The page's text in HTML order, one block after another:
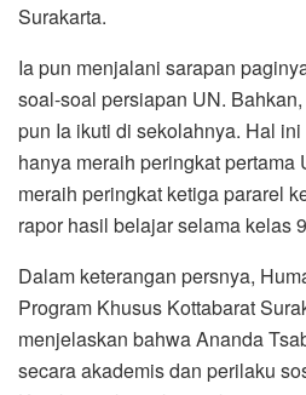
Surakarta.
Ia pun menjalani sarapan
soal-soal persiapan UN.
pun Ia ikuti di sekolahnya. Hal
hanya meraih peringkat pertama
meraih peringkat ketiga pararel
rapor hasil belajar selama kelas
Dalam keterangan persnya,
Program Khusus Kottabarat
menjelaskan bahwa Ananda
secara akademis dan perilaku